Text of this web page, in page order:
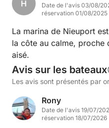
H
Date de l'avis 03/08/
réservation 01/08/2025
La marina de Nieuport
la côte au calme, proche
aisé.
Avis sur les bateaux
Les avis sont présentés par
Rony
Date de l'avis 19/07/
réservation 18/07/2026